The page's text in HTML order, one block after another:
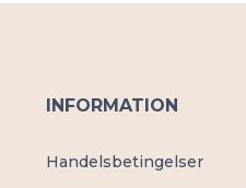
INFORMATION
Handelsbetingelser